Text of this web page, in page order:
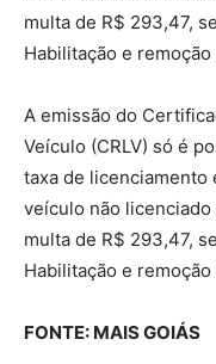
multa de R$ 293,47,
Habilitação e
A emissão do
Veículo (CRLV) só é
taxa de licenciamento
veículo não
multa de R$ 293,47,
Habilitação e
FONTE: MAIS GOIÁS